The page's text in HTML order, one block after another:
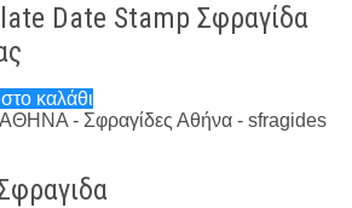
Date Stamp Σφραγίδα
καλάθι